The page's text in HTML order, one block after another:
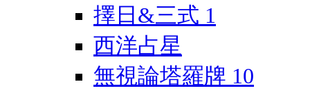
擇日&三式 1
西洋占星
無視論塔羅牌 10